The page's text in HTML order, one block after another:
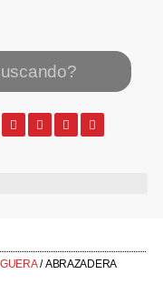
/ ABRAZADERA